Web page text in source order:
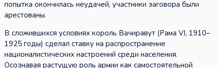
попытка окончилась неудачей, участники заговора были
арестованы.
В сложившихся условиях король Вачиравут (Рама VI, 1910–
1925 годы) сделал ставку на распространение
националистических настроений среди населения.
Осознавая растущую роль армии как самостоятельной